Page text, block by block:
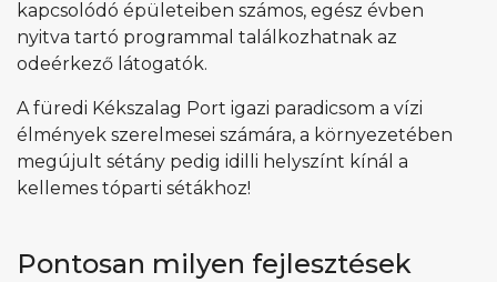
kapcsolódó épületeiben számos, egész évben
nyitva tartó programmal találkozhatnak az
odeérkező látogatók.
A füredi Kékszalag Port igazi paradicsom a vízi
élmények szerelmesei számára, a környezetében
megújult sétány pedig idilli helyszínt kínál a
kellemes tóparti sétákhoz!
Pontosan milyen fejlesztések